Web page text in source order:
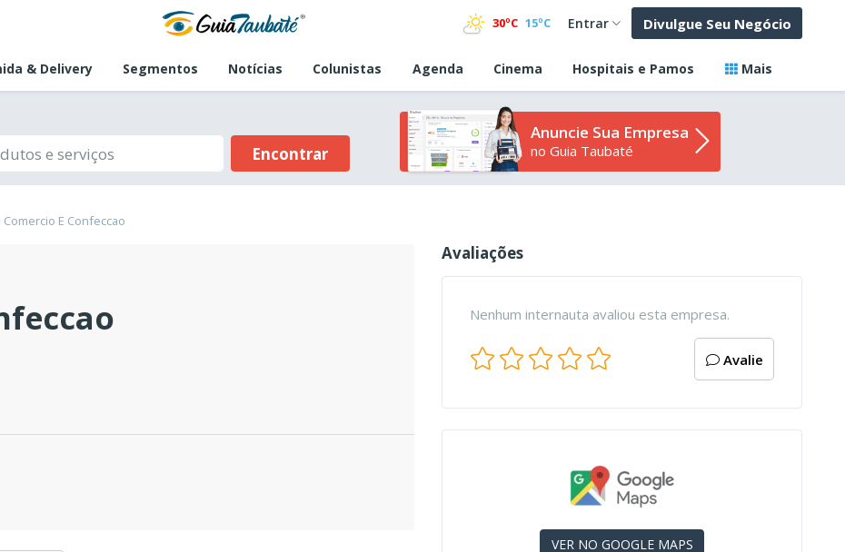
30ºC 15ºC Entrar Divulgue Seu Negócio
& Delivery Segmentos Notícias Colunistas Agenda Cinema Hospitais e Pamos Mais
Encontrar
Anuncie Sua Empresa
no Guia Taubaté
Comercio E Confeccao
Avaliações
Nenhum internauta avaliou esta empresa.
Avalie
VER NO GOOGLE MAPS